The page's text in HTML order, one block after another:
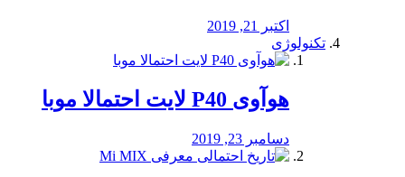
اکتبر 21, 2019
تکنولوژی
هوآوی P40 لایت احتمالا موبا
دسامبر 23, 2019